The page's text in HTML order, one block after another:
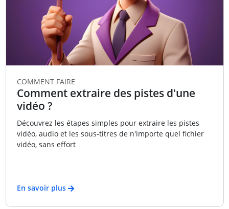
COMMENT FAIRE
Comment extraire des pistes d'une
vidéo ?
Découvrez les étapes simples pour extraire les pistes
vidéo, audio et les sous-titres de n'importe quel fichier
vidéo, sans effort
En savoir plus